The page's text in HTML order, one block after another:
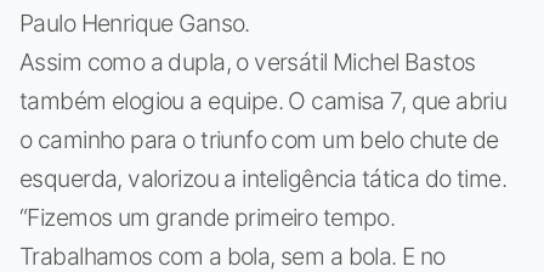
Paulo Henrique Ganso.
Assim como a dupla, o versátil Michel Bastos
também elogiou a equipe. O camisa 7, que abriu
o caminho para o triunfo com um belo chute de
esquerda, valorizou a inteligência tática do time.
“Fizemos um grande primeiro tempo.
Trabalhamos com a bola, sem a bola. E no